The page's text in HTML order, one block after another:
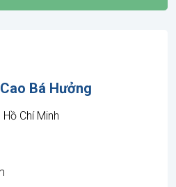
Bá Hưởng
Chí Minh